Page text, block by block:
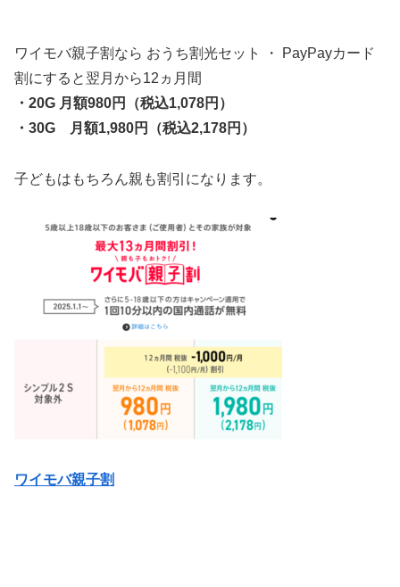
ワイモバ親子割なら おうち割光セット
・ PayPayカード
割にすると 翌月から12ヵ月間
・20G 月額980円（税込1,078円）
・30G 月額1,980円（税込2,178円）
子どもはもちろん親も割引になります。
ワイモバ親子割